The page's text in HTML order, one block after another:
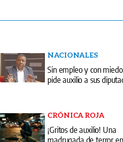
NACIONALES
Sin empleo y con
pide auxilio a sus
CRÓNICA ROJA
¡Gritos de auxilio! Una
madrugada de terror en